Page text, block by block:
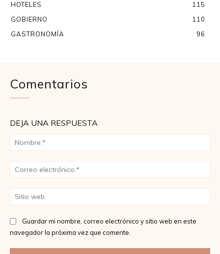
HOTELES
115
GOBIERNO
110
GASTRONOMÍA
96
Comentarios
DEJA UNA RESPUESTA
Guardar mi nombre, correo electrónico y sitio web en este
navegador la próxima vez que comente.